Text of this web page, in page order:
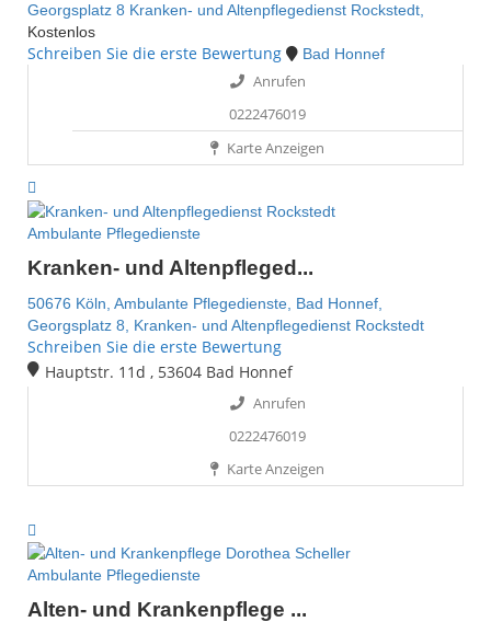
Georgsplatz 8 Kranken- und Altenpflegedienst Rockstedt,
Kostenlos
Schreiben Sie die erste Bewertung Bad Honnef
Anrufen
0222476019
Karte Anzeigen
Ambulante Pflegedienste
Kranken- und Altenpfleged...
50676 Köln, Ambulante Pflegedienste, Bad Honnef,
Georgsplatz 8, Kranken- und Altenpflegedienst Rockstedt
Schreiben Sie die erste Bewertung
Hauptstr. 11d , 53604 Bad Honnef
Anrufen
0222476019
Karte Anzeigen
Ambulante Pflegedienste
Alten- und Krankenpflege ...